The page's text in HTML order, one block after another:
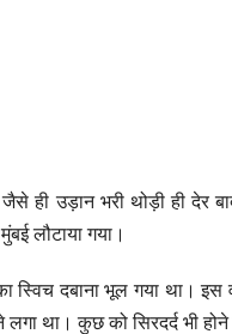
ही उड़ान भरी थोड़ी ही देर
लौटाया गया।
स्विच दबाना भूल गया था।
था। कुछ को सिरदर्द भी होने